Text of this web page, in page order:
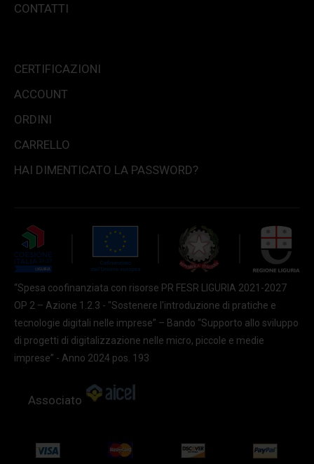
CONTATTI
CERTIFICAZIONI
ACCOUNT
ORDINI
CARRELLO
HAI DIMENTICATO LA PASSWORD?
“Spesa coofinanziata con risorse PR FESR LIGURIA 2021-2027
OP 2 – Azione 1.2.3 - "Sostenere l'introduzione di pratiche e
tecnologie digitali nelle imprese” – Bando “Supporto allo sviluppo
di progetti di digitalizzazione nelle micro, piccole e medie
imprese” - Anno 2024 pos. 193
Associato